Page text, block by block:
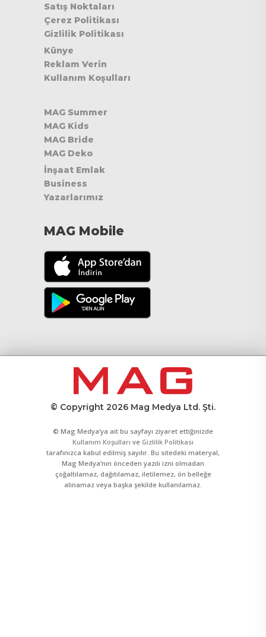
Satış Noktaları
Çerez Politikası
Gizlilik Politikası
Künye
Reklam Verin
Kullanım Koşulları
MAG Summer
MAG Kids
MAG Bride
MAG Deko
İnşaat Emlak
Business
Yazarlarımız
MAG Mobile
© Copyright 2026 Mag Medya Ltd. Şti.
© Mag Medya’ya ait bu sayfayı ziyaret ettiğinizde
Kullanım Koşulları ve Gizlilik Politikası
tarafınızca kabul edilmiş sayılır. Bu sitedeki materyal,
Mag Medya’nın önceden yazılı izni olmadan
çoğaltılamaz, dağıtılamaz, iletilemez, ön belleğe
alınamaz veya başka şekilde kullanılamaz.